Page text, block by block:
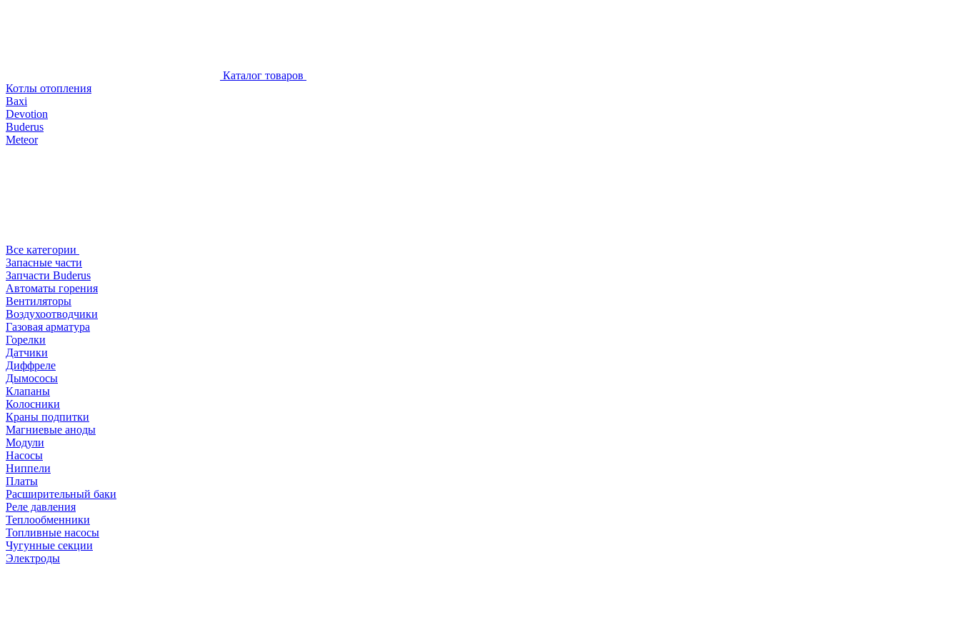
Каталог товаров
Котлы отопления
Baxi
Devotion
Buderus
Meteor
Все категории
Запасные части
Запчасти Buderus
Автоматы горения
Вентиляторы
Воздухоотводчики
Газовая арматура
Горелки
Датчики
Диффреле
Дымососы
Клапаны
Колосники
Краны подпитки
Магниевые аноды
Модули
Насосы
Ниппели
Платы
Расширительный баки
Реле давления
Теплообменники
Топливные насосы
Чугунные секции
Электроды